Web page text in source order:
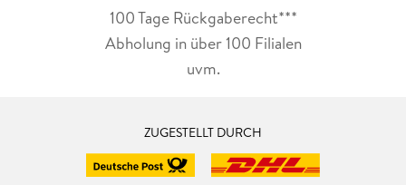
100 Tage Rückgaberecht***
Abholung in über 100 Filialen
uvm.
ZUGESTELLT DURCH